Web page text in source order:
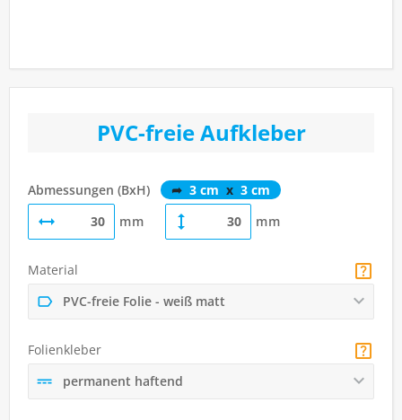
PVC-freie Aufkleber
Material
PVC-freie Folie - weiß matt
Abmessungen (BxH) ➦ 3 cm x 3 cm
mm
mm
Folienkleber
permanent haftend